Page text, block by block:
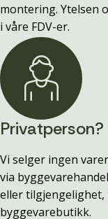
montering. Ytelsen
i våre FDV-er.
Privatperson?
Vi selger ingen
via
eller tilgjengelighet,
byggevarebutikk.